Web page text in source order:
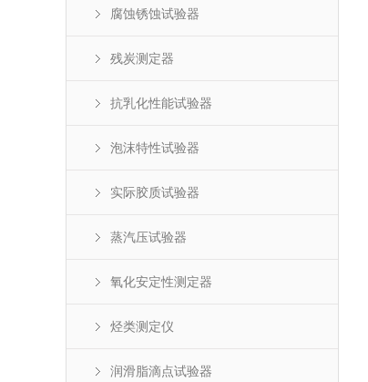
腐蚀锈蚀试验器
残炭测定器
抗乳化性能试验器
泡沫特性试验器
实际胶质试验器
蒸汽压试验器
氧化安定性测定器
烃类测定仪
润滑脂滴点试验器